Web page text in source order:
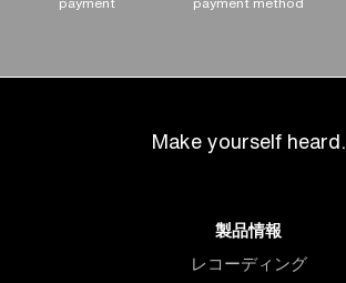
Make yourself heard.
製品情報
レコーディング